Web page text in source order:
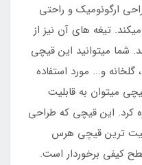
ارگونومیک و راحتی
تیغه های آن نیز از
شما میتوانید این قیچی
و... مورد استفاده
میتوان به قابلیت
کرد. این قیچی که طراحی
با کیفیت ترین قیچی هرس
کیفی برخوردار است.